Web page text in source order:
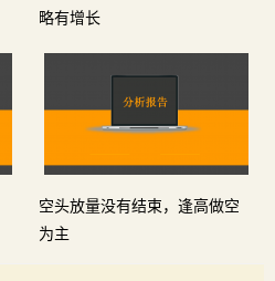
略有增长
空头放量没有结束，逢高做空
为主